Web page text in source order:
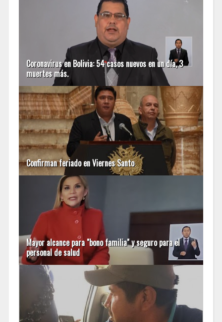
Coronavirus en Bolivia: 54 casos nuevos en un día, 3
muertes más.
Confirman feriado en Viernes Santo
Mayor alcance para "bono familia" y seguro para el
personal de salud